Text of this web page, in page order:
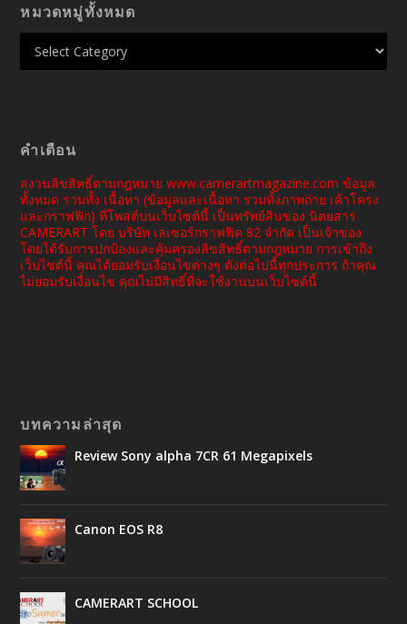
หมวดหมู่ทั้งหมด
คำเตือน
สงวนลิขสิทธิ์ตามกฎหมาย www.camerartmagazine.com ข้อมูล
ทั้งหมด รวมทั้ง เนื้อหา (ข้อมูลและเนื้อหา รวมทั้งภาพถ่าย เค้าโครง
และกราฟฟิก) ที่โพสต์บนเว็บไซต์นี้ เป็นทรัพย์สินของ นิตยสาร
CAMERART โดย บริษัท เลเซอร์กราฟฟิค 82 จำกัด เป็นเจ้าของ
โดยได้รับการปกป้องและคุ้มครองลิขสิทธิ์ตามกฎหมาย การเข้าถึง
เว็บไซต์นี้ คุณได้ยอมรับเงื่อนไขต่างๆ ดังต่อไปนี้ทุกประการ ถ้าคุณ
ไม่ยอมรับเงื่อนไข คุณไม่มีสิทธิ์ที่จะใช้งานบนเว็บไซต์นี้
บทความล่าสุด
Review Sony alpha 7CR 61 Megapixels
Canon EOS R8
CAMERART SCHOOL